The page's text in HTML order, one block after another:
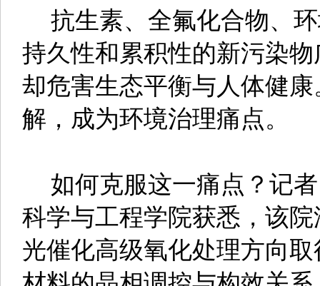
抗生素、全氟化合物、
持久性和累积性的新污染
却危害生态平衡与人体健
解，成为环境治理痛点。
如何克服这一痛点？记
科学与工程学院获悉，该
光催化高级氧化处理方向